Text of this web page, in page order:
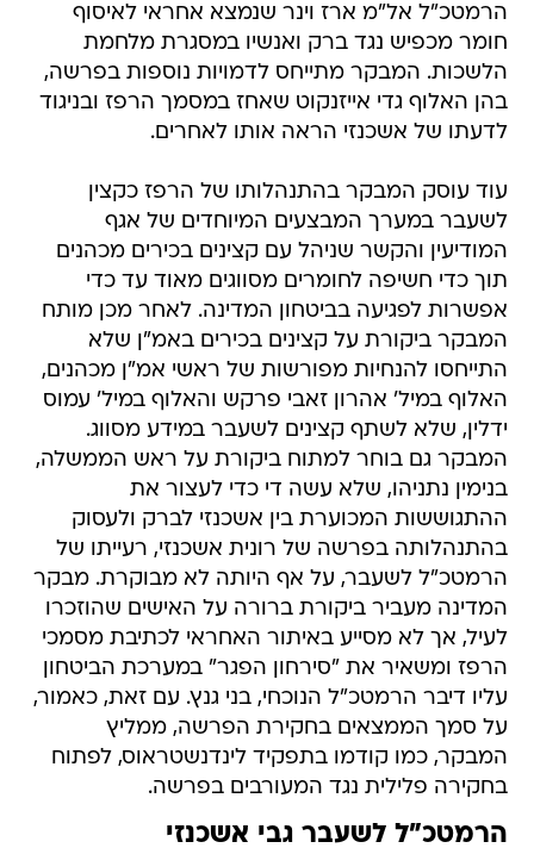
הרמטכ"ל אל"מ ארז וינר שנמצא אחראי לאיסוף
חומר מכפיש נגד ברק ואנשיו במסגרת מלחמת
הלשכות. המבקר מתייחס לדמויות נוספות בפרשה,
בהן האלוף גדי אייזנקוט שאחז במסמך הרפז ובניגוד
לדעתו של אשכנזי הראה אותו לאחרים.
עוד עוסק המבקר בהתנהלותו של הרפז כקצין
לשעבר במערך המבצעים המיוחדים של אגף
המודיעין והקשר שניהל עם קצינים בכירים מכהנים
תוך כדי חשיפה לחומרים מסווגים מאוד עד כדי
אפשרות לפגיעה בביטחון המדינה. לאחר מכן מותח
המבקר ביקורת על קצינים בכירים באמ"ן שלא
התייחסו להנחיות מפורשות של ראשי אמ"ן מכהנים,
האלוף במיל' אהרון זאבי פרקש והאלוף במיל' עמוס
ידלין, שלא לשתף קצינים לשעבר במידע מסווג.
המבקר גם בוחר למתוח ביקורת על ראש הממשלה,
בנימין נתניהו, שלא עשה די כדי לעצור את
ההתגוששות המכוערת בין אשכנזי לברק ולעסוק
בהתנהלותה בפרשה של רונית אשכנזי, רעייתו של
הרמטכ"ל לשעבר, על אף היותה לא מבוקרת. מבקר
המדינה מעביר ביקורת ברורה על האישים שהוזכרו
לעיל, אך לא מסייע באיתור האחראי לכתיבת מסמכי
הרפז ומשאיר את "סירחון הפגר" במערכת הביטחון
עליו דיבר הרמטכ"ל הנוכחי, בני גנץ. עם זאת, כאמור,
על סמך הממצאים בחקירת הפרשה, ממליץ
המבקר, כמו קודמו בתפקיד לינדנשטראוס, לפתוח
בחקירה פלילית נגד המעורבים בפרשה.
הרמטכ"ל לשעבר גבי אשכנזי